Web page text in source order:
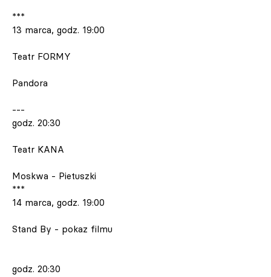
***
13 marca, godz. 19:00
Teatr FORMY
Pandora
---
godz. 20:30
Teatr KANA
Moskwa - Pietuszki
***
14 marca, godz. 19:00
Stand By - pokaz filmu
godz. 20:30